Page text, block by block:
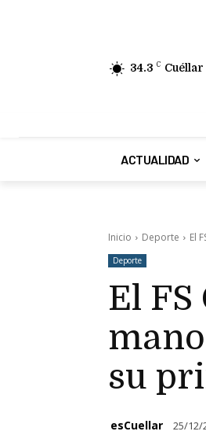
34.3 C Cuéllar
ACTUALIDAD
Inicio Deporte El
Deporte
El
su
esCuellar 25/12/